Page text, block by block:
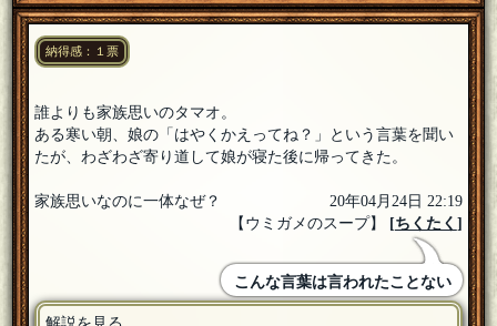
納得感：１票
誰よりも家族思いのタマオ。
ある寒い朝、娘の「はやくかえってね？」という言葉を聞い
たが、わざわざ寄り道して娘が寝た後に帰ってきた。
家族思いなのに一体なぜ？
20年04月24日 22:19
【ウミガメのスープ】 [ちくたく ]
こんな言葉は言われたことない